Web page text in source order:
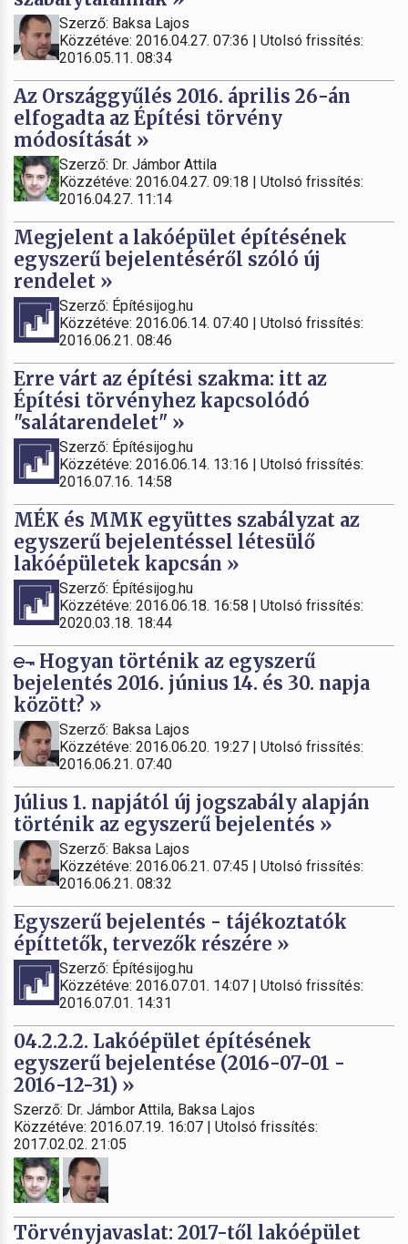
Szerző: Baksa Lajos
Közzétéve: 2016.04.27. 07:36 | Utolsó frissítés:
2016.05.11. 08:34
Az Országgyűlés 2016. április 26-án
elfogadta az Építési törvény
módosítását »
Szerző: Dr. Jámbor Attila
Közzétéve: 2016.04.27. 09:18 | Utolsó frissítés:
2016.04.27. 11:14
Megjelent a lakóépület építésének
egyszerű bejelentéséről szóló új
rendelet »
Szerző: Építésijog.hu
Közzétéve: 2016.06.14. 07:40 | Utolsó frissítés:
2016.06.21. 08:46
Erre várt az építési szakma: itt az
Építési törvényhez kapcsolódó
"salátarendelet" »
Szerző: Építésijog.hu
Közzétéve: 2016.06.14. 13:16 | Utolsó frissítés:
2016.07.16. 14:58
MÉK és MMK együttes szabályzat az
egyszerű bejelentéssel létesülő
lakóépületek kapcsán »
Szerző: Építésijog.hu
Közzétéve: 2016.06.18. 16:58 | Utolsó frissítés:
2020.03.18. 18:44
Hogyan történik az egyszerű
bejelentés 2016. június 14. és 30. napja
között? »
Szerző: Baksa Lajos
Közzétéve: 2016.06.20. 19:27 | Utolsó frissítés:
2016.06.21. 07:40
Július 1. napjától új jogszabály alapján
történik az egyszerű bejelentés »
Szerző: Baksa Lajos
Közzétéve: 2016.06.21. 07:45 | Utolsó frissítés:
2016.06.21. 08:32
Egyszerű bejelentés - tájékoztatók
építtetők, tervezők részére »
Szerző: Építésijog.hu
Közzétéve: 2016.07.01. 14:07 | Utolsó frissítés:
2016.07.01. 14:31
04.2.2.2. Lakóépület építésének
egyszerű bejelentése (2016-07-01 -
2016-12-31) »
Szerző: Dr. Jámbor Attila, Baksa Lajos
Közzétéve: 2016.07.19. 16:07 | Utolsó frissítés:
2017.02.02. 21:05
Törvényjavaslat: 2017-től lakóépület